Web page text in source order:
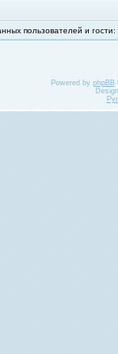
пользователей и гости:
Powered by phpBB